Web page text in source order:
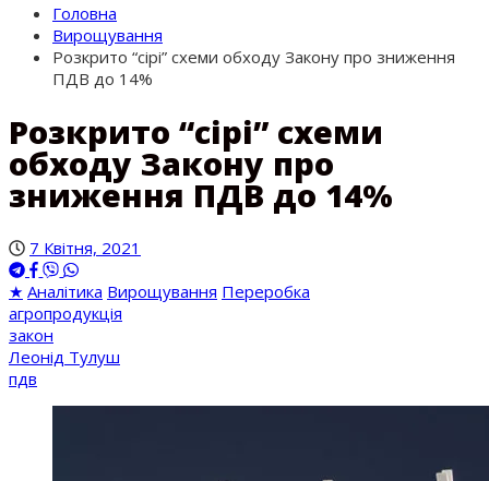
Головна
Вирощування
Розкрито “сірі” схеми обходу Закону про зниження
ПДВ до 14%
Розкрито “сірі” схеми
обходу Закону про
зниження ПДВ до 14%
7 Квітня, 2021
★ Аналітика Вирощування Переробка
агропродукція
закон
Леонід Тулуш
пдв